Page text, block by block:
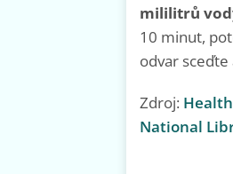
mililitrů
10 minut,
odvar
Zdroj:
National